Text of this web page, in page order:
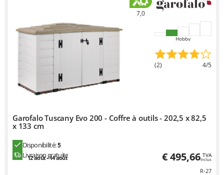
7,0
Hobby
(2) 4/5
Garofalo Tuscany Evo 200 - Coffre à outils - 202,5 x 82,5
x 133 cm
Disponibilité:5
Livraison gratuite
12 août - 14 août € 495,66 TVA
Inclus
R-27